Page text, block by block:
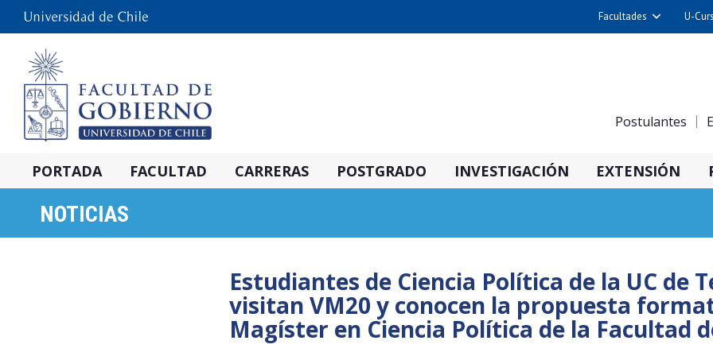
Facultades
Cs. Químicas y
Derecho
Nutrición y
Alimentos
U-
Postulantes
PORTADA FACULTAD CARRERAS POSTGRADO INVESTIGACIÓN EXTENSIÓN
NOTICIAS
Estudiantes de Ciencia Política de la UC de
visitan VM20 y conocen la propuesta
Magíster en Ciencia Política de la Facultad